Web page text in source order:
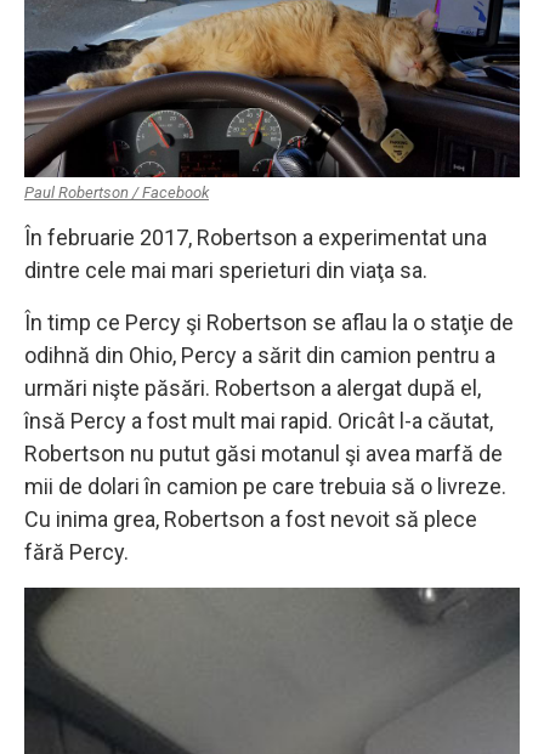
Paul Robertson / Facebook
În februarie 2017, Robertson a experimentat una
dintre cele mai mari sperieturi din viaţa sa.
În timp ce Percy şi Robertson se aflau la o staţie de
odihnă din Ohio, Percy a sărit din camion pentru a
urmări nişte păsări. Robertson a alergat după el,
însă Percy a fost mult mai rapid. Oricât l-a căutat,
Robertson nu putut găsi motanul şi avea marfă de
mii de dolari în camion pe care trebuia să o livreze.
Cu inima grea, Robertson a fost nevoit să plece
fără Percy.